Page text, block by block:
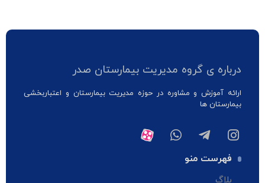
درباره ی گروه مدیریت بیمارستان صدر
ارائه آموزش و مشاوره در حوزه مدیریت بیمارستان و اعتباربخشی
بیمارستان ها
فهرست منو
بلاگ